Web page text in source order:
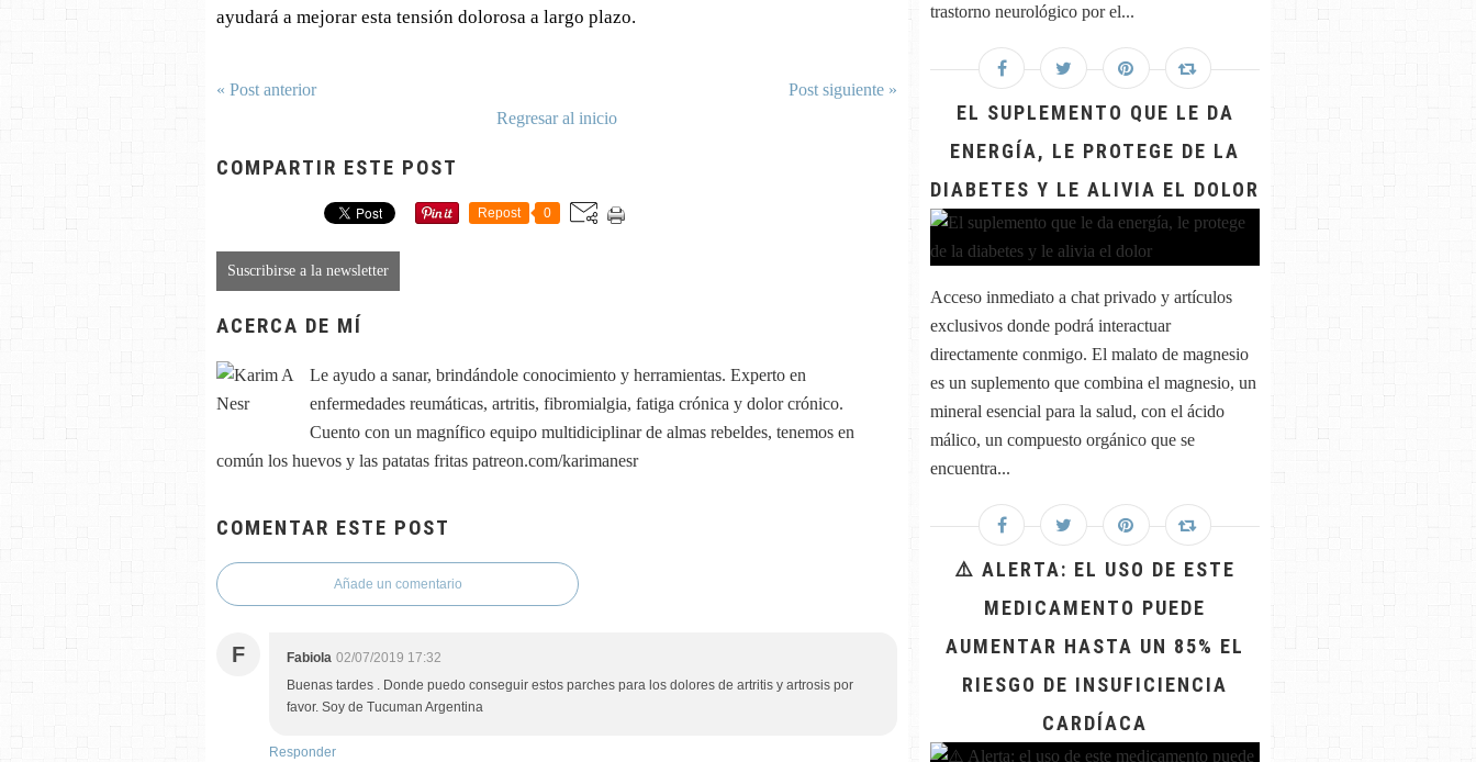
ayudará a mejorar esta tensión dolorosa a largo plazo.
« Post anterior
Post siguiente »
Regresar al inicio
COMPARTIR ESTE POST
Repost 0
Suscribirse a la newsletter
ACERCA DE MÍ
Le ayudo a sanar, brindándole conocimiento y herramientas. Experto en
enfermedades reumáticas, artritis, fibromialgia, fatiga crónica y dolor crónico.
Cuento con un magnífico equipo multidiciplinar de almas rebeldes, tenemos en
común los huevos y las patatas fritas patreon.com/karimanesr
COMENTAR ESTE POST
Añade un comentario
F Fabiola 02/07/2019 17:32
Buenas tardes . Donde puedo conseguir estos parches para los dolores de artritis y artrosis por
favor. Soy de Tucuman Argentina
Responder
trastorno neurológico por el...
EL SUPLEMENTO QUE LE DA
ENERGÍA, LE PROTEGE DE LA
DIABETES Y LE ALIVIA EL DOLOR
Acceso inmediato a chat privado y artículos
exclusivos donde podrá interactuar
directamente conmigo. El malato de magnesio
es un suplemento que combina el magnesio, un
mineral esencial para la salud, con el ácido
málico, un compuesto orgánico que se
encuentra...
⚠️ ALERTA: EL USO DE ESTE
MEDICAMENTO PUEDE
AUMENTAR HASTA UN 85% EL
RIESGO DE INSUFICIENCIA
CARDÍACA